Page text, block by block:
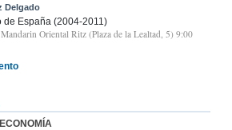
Delgado
de España (2004-2011)
Oriental Ritz (Plaza de la Lealtad, 5) 9:00